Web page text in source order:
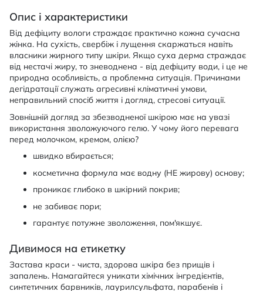
Опис і характеристики
Від дефіциту вологи страждає практично кожна сучасна
жінка. На сухість, свербіж і лущення скаржаться навіть
власники жирного типу шкіри. Якщо суха дерма страждає
від нестачі жиру, то зневоднена - від дефіциту води, і це не
природна особливість, а проблемна ситуація. Причинами
дегідратації служать агресивні кліматичні умови,
неправильний спосіб життя і догляд, стресові ситуації.
Зовнішній догляд за збезводненої шкірою має на увазі
використання зволожуючого гелю. У чому його перевага
перед молочком, кремом, олією?
швидко вбирається;
косметична формула має водну (НЕ жирову) основу;
проникає глибоко в шкірний покрив;
не забиває пори;
гарантує потужне зволоження, пом'якшує.
Дивимося на етикетку
Застава краси - чиста, здорова шкіра без прищів і
запалень. Намагайтеся уникати хімічних інгредієнтів,
синтетичних барвників, лаурилсульфата, парабенів і